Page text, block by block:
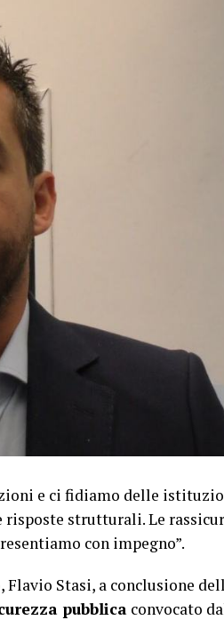
e ci fidiamo delle
strutturali. Le
con impegno”.
Flavio Stasi, a conclusione
pubblica convocato